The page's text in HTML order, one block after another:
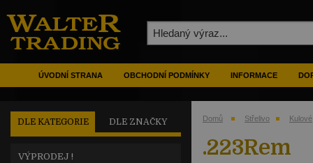
ÚVODNÍ STRANA OBCHODNÍ PODMÍNKY INFORMACE
Domů Střelivo Kulové
.223Rem
DLE KATEGORIE DLE ZNAČKY
VÝPRODEJ !